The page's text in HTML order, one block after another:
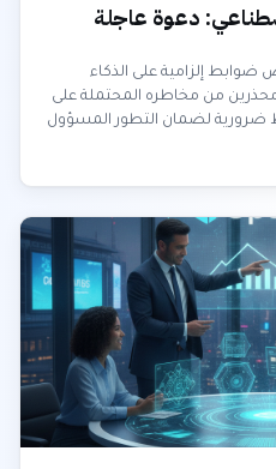
دعوة عاجلة
ضوابط إلزامية على الذكاء
من مخاطره المحتملة على
ضرورية لضمان التطور المسؤول